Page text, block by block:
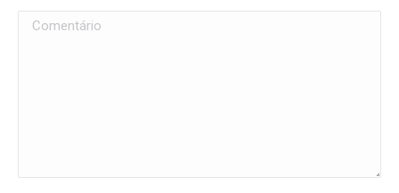
Comentário